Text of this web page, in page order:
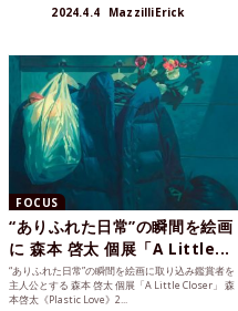
2024.4.4 MazzilliErick
FOCUS
“ありふれた日常”の瞬間を絵画
に 森本 啓太 個展「A Little...
“ありふれた日常”の瞬間を絵画に取り込み鑑賞者を
主人公とする 森本 啓太 個展「A Little Closer」 森
本啓太《Plastic Love》2...